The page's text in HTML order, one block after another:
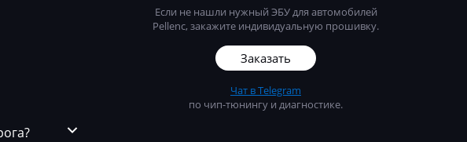
Если не нашли нужный ЭБУ для автомобилей
Pellenc, закажите индивидуальную прошивку.
Заказать
Чат в Telegram
по чип-тюнингу и диагностике.